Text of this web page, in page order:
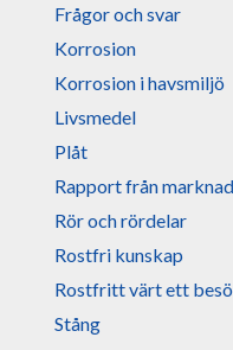
Frågor och svar
Korrosion
Korrosion i havsmiljö
Livsmedel
Plåt
Rapport från
Rör och rördelar
Rostfri kunskap
Rostfritt värt ett
Stång